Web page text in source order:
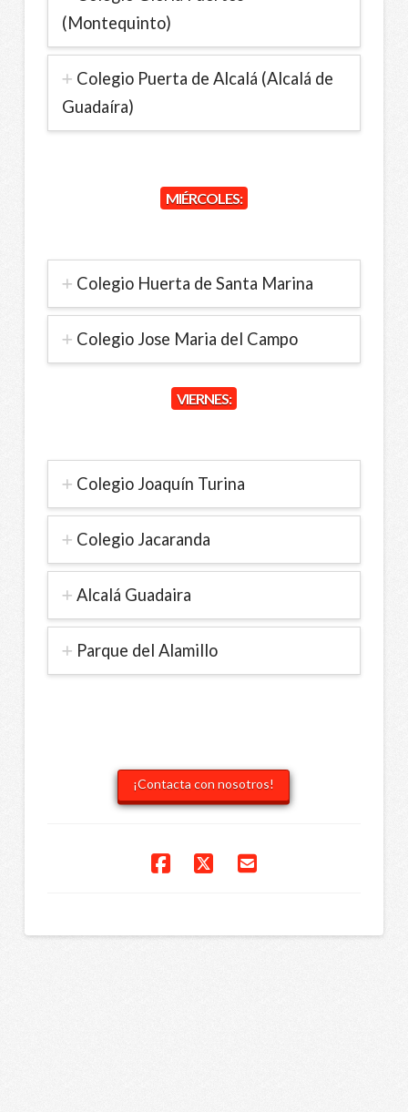
(Montequinto)
Colegio Puerta de Alcalá (Alcalá de
Guadaíra)
MIÉRCOLES:
Colegio Huerta de Santa Marina
Colegio Jose Maria del Campo
VIERNES:
Colegio Joaquín Turina
Colegio Jacaranda
Alcalá Guadaira
Parque del Alamillo
¡Contacta con nosotros!